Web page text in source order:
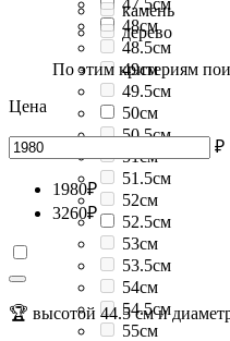
48см
48.5см
49см
49.5см
50см
50.5см
51см
51.5см
52см
52.5см
53см
53.5см
54см
54.5см
55см
камень
дерево
По этим критериям
Цена
₽
1980₽
3260₽
🏆 высотой 44.5 см и